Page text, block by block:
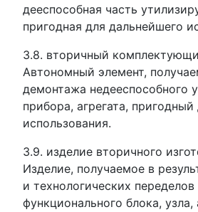
дееспособная часть
пригодная для дальнейшего
3.8. вторичный
Автономный элемент,
демонтажа недееспособного
прибора, агрегата,
использования.
3.9. изделие вторичного
Изделие, получаемое в
и технологических переделов
функционального блока, узла,